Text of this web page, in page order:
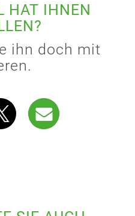
HAT IHNEN
ihn doch mit